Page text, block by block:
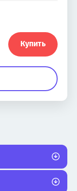
Купить